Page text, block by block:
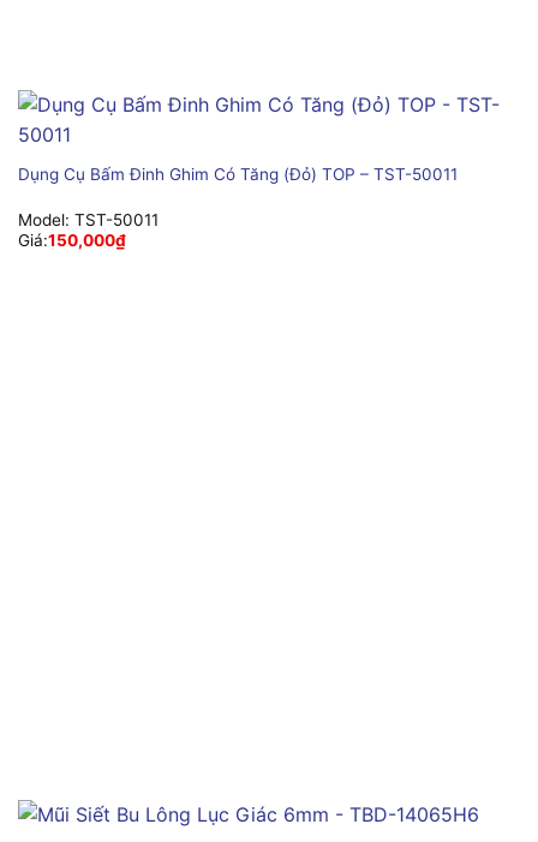
Dụng Cụ Bấm Đinh Ghim Có Tăng (Đỏ) TOP – TST-50011
Model: TST-50011
Giá:150,000₫